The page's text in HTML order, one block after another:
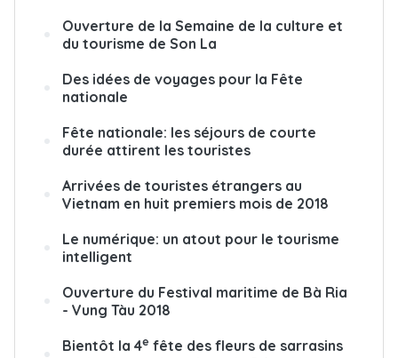
Ouverture de la Semaine de la culture et
du tourisme de Son La
Des idées de voyages pour la Fête
nationale
Fête nationale: les séjours de courte
durée attirent les touristes
Arrivées de touristes étrangers au
Vietnam en huit premiers mois de 2018
Le numérique: un atout pour le tourisme
intelligent
Ouverture du Festival maritime de Bà Ria
- Vung Tàu 2018
Bientôt la 4e fête des fleurs de sarrasins